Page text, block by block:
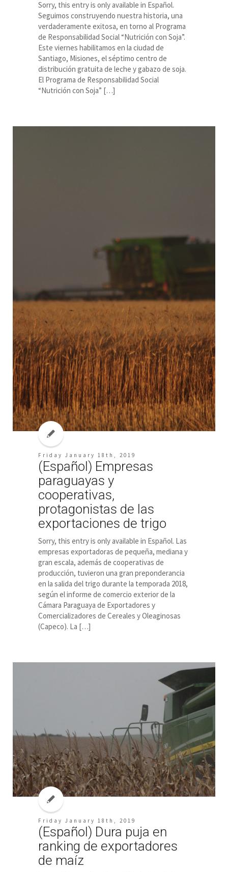
Sorry, this entry is only available in Español.
Seguimos construyendo nuestra historia, una
verdaderamente exitosa, en torno al Programa
de Responsabilidad Social “Nutrición con Soja”.
Este viernes habilitamos en la ciudad de
Santiago, Misiones, el séptimo centro de
distribución gratuita de leche y gabazo de soja.
El Programa de Responsabilidad Social
“Nutrición con Soja” […]
Friday January 18th, 2019
(Español) Empresas
paraguayas y
cooperativas,
protagonistas de las
exportaciones de trigo
Sorry, this entry is only available in Español. Las
empresas exportadoras de pequeña, mediana y
gran escala, además de cooperativas de
producción, tuvieron una gran preponderancia
en la salida del trigo durante la temporada 2018,
según el informe de comercio exterior de la
Cámara Paraguaya de Exportadores y
Comercializadores de Cereales y Oleaginosas
(Capeco). La […]
Friday January 18th, 2019
(Español) Dura puja en
ranking de exportadores
de maíz